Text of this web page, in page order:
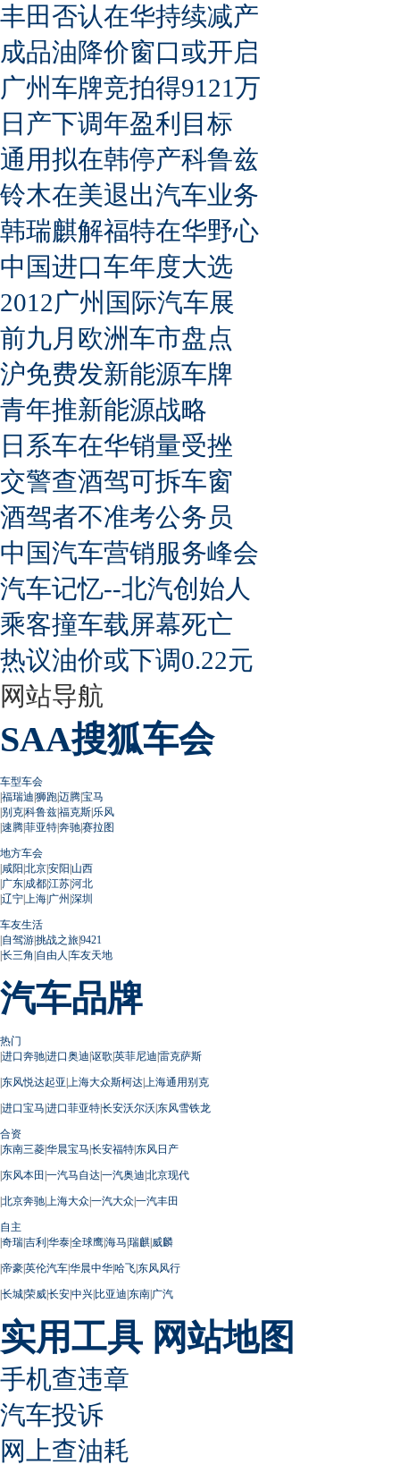
丰田否认在华持续减产
成品油降价窗口或开启
广州车牌竞拍得9121万
日产下调年盈利目标
通用拟在韩停产科鲁兹
铃木在美退出汽车业务
韩瑞麒解福特在华野心
中国进口车年度大选
2012广州国际汽车展
前九月欧洲车市盘点
沪免费发新能源车牌
青年推新能源战略
日系车在华销量受挫
交警查酒驾可拆车窗
酒驾者不准考公务员
中国汽车营销服务峰会
汽车记忆--北汽创始人
乘客撞车载屏幕死亡
热议油价或下调0.22元
网站导航
SAA搜狐车会
车型车会
|福瑞迪|狮跑|迈腾|宝马
|别克|科鲁兹|福克斯|乐风
|速腾|菲亚特|奔驰|赛拉图
地方车会
|咸阳|北京|安阳|山西
|广东|成都|江苏|河北
|辽宁| 上海|广州 |深圳
车友生活
|自驾游|挑战之旅|9421
|长三角 |自由人 |车友天地
汽车品牌
热门
|进口奔驰|进口奥迪|讴歌|英菲尼迪|雷克萨斯
|东风悦达起亚| 上海大众斯柯达| 上海通用别克
|进口宝马|进口菲亚特|长安沃尔沃|东风雪铁龙
合资
|东南三菱|华晨宝马|长安福特|东风日产
|东风本田 |一汽马自达|一汽奥迪|北京现代
|北京奔驰| 上海大众|一汽大众|一汽丰田
自主
|奇瑞|吉利|华泰|全球鹰|海马|瑞麒|威麟
|帝豪|英伦汽车|华晨中华|哈飞|东风风行
|长城|荣威|长安|中兴|比亚迪|东南|广汽
实用工具 网站地图
手机查违章
汽车投诉
网上查油耗